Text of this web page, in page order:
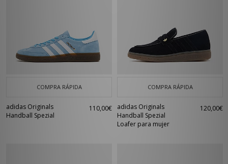
COMPRA RÁPIDA
adidas Originals
Handball Spezial
110,00€
COMPRA RÁPIDA
adidas Originals
Handball Spezial
Loafer para mujer
120,00€